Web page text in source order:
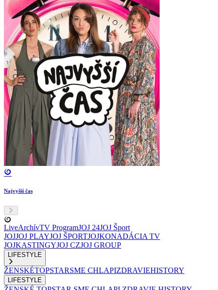
Najvyšší čas
LiveArchívTV ProgramJOJ 24JOJ Šport
JOJJOJ PLAYJOJ ŠPORTJOJKONADÁCIA TV
JOJKASTINGYJOJ CZJOJ GROUP
LIFESTYLE
ŽENSKÉTOPSTARSME CHLAPIZDRAVIEHISTORY
LIFESTYLE